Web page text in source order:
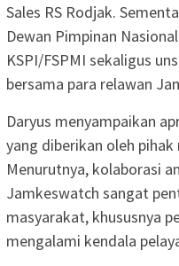
Sales RS Rodjak.
Dewan Pimpinan
KSPI/FSPMI sekaligus
bersama para relawan
Daryus menyampaikan
yang diberikan oleh pihak
Menurutnya, kolaborasi
Jamkeswatch sangat
masyarakat, khususnya
mengalami kendala